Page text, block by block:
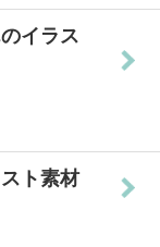
イラス
ト素材